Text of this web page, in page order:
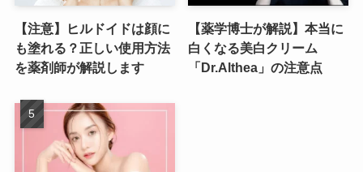
【注意】ヒルドイドは顔に
も塗れる？正しい使用方法
を薬剤師が解説します
【薬学博士が解説】本当に
白くなる美白クリーム
「Dr.Althea」の注意点